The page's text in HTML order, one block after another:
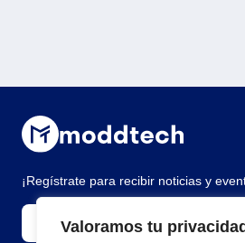
Valoramos tu privacidad
¡Regístrate para recibir noticias y